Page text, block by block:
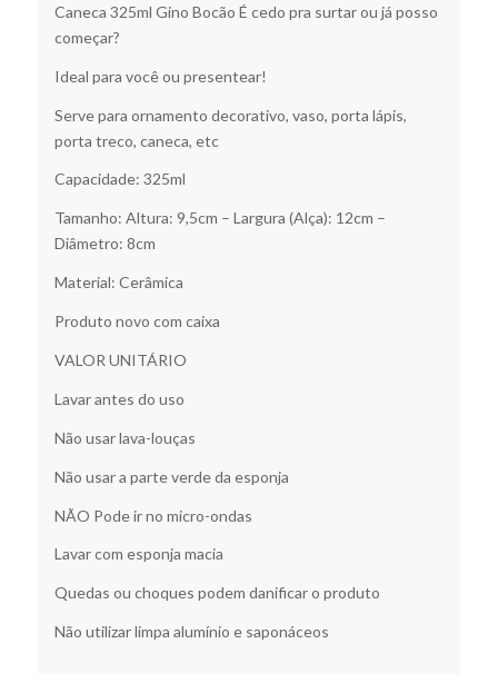
Caneca 325ml Gino Bocão É cedo pra surtar ou já posso
começar?
Ideal para você ou presentear!
Serve para ornamento decorativo, vaso, porta lápis,
porta treco, caneca, etc
Capacidade: 325ml
Tamanho: Altura: 9,5cm – Largura (Alça): 12cm –
Diâmetro: 8cm
Material: Cerâmica
Produto novo com caixa
VALOR UNITÁRIO
Lavar antes do uso
Não usar lava-louças
Não usar a parte verde da esponja
NÃO Pode ir no micro-ondas
Lavar com esponja macia
Quedas ou choques podem danificar o produto
Não utilizar limpa alumínio e saponáceos